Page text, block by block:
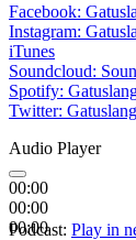
Facebook:
Instagram:
iTunes
Soundcloud:
Spotify:
Twitter: Gatuslang
Audio Player
00:00
00:00
00:00
Podcast: Play in